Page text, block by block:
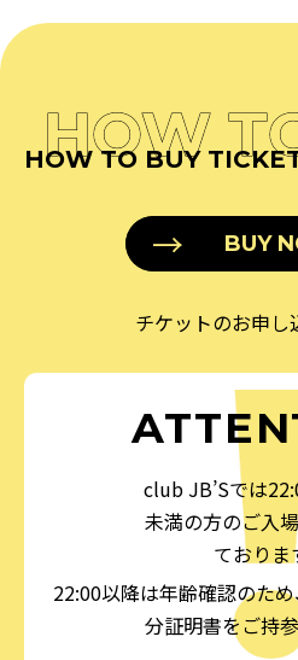
HOW
HOW TO BUY
BUY
チケットのお申し
club JB’Sでは
未満の方のご入
ておりま
22:00以降は年齢確認のた
分証明書をご持